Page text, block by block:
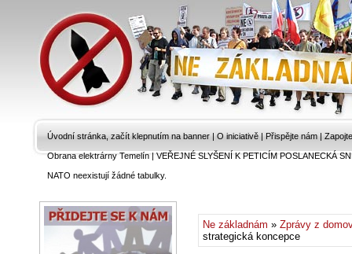
Úvodní stránka, začít klepnutím na banner | O iniciativě | Přispějte nám |
Obrana elektrárny Temelín|VEŘEJNÉ SLYŠENÍ K PETICÍM POSLANECKÁ
NATO neexistují žádné tabulky.
Ne základnám » Zprávy z
strategická koncepce